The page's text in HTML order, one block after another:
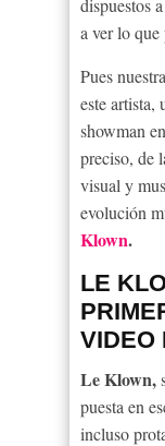
dispuestos
a ver lo que
Pues
este artista,
showman
preciso, de
visual y
evolución
Klown.
LE
VIDEO
Le Klown,
puesta en
incluso